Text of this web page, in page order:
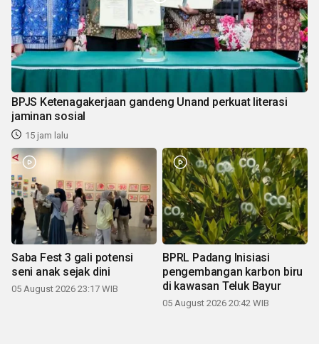
BPJS Ketenagakerjaan gandeng Unand perkuat literasi
jaminan sosial
15 jam lalu
Saba Fest 3 gali potensi
seni anak sejak dini
05 August 2026 23:17 WIB
BPRL Padang Inisiasi
pengembangan karbon biru
di kawasan Teluk Bayur
05 August 2026 20:42 WIB